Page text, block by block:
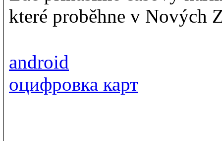
které proběhne v Nových
android
оцифровка карт